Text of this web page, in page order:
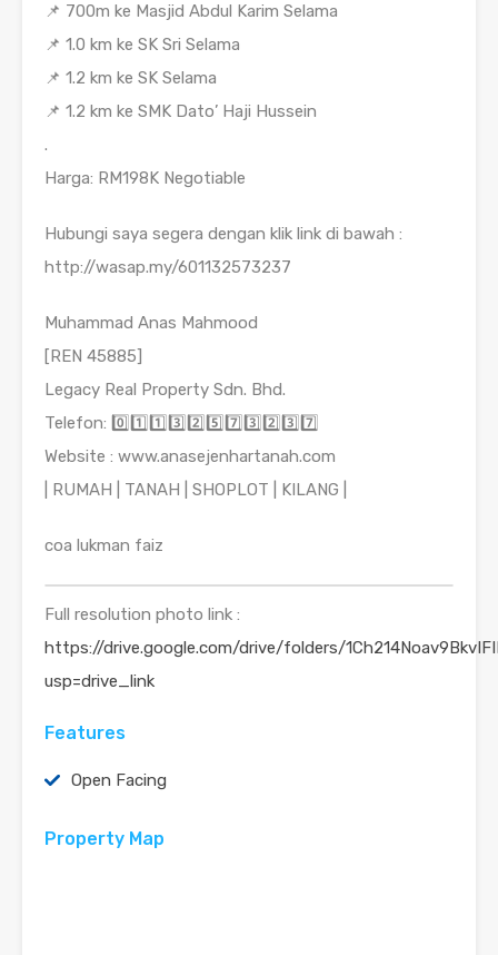
📌 700m ke Masjid Abdul Karim Selama
📌 1.0 km ke SK Sri Selama
📌 1.2 km ke SK Selama
📌 1.2 km ke SMK Dato’ Haji Hussein
.
Harga: RM198K Negotiable
Hubungi saya segera dengan klik link di bawah :
http://wasap.my/601132573237
Muhammad Anas Mahmood
[REN 45885]
Legacy Real Property Sdn. Bhd.
Telefon: 0️⃣1️⃣1️⃣3️⃣2️⃣5️⃣7️⃣3️⃣2️⃣3️⃣7️⃣
Website : www.anasejenhartanah.com
| RUMAH | TANAH | SHOPLOT | KILANG |
coa lukman faiz
Full resolution photo link :
https://drive.google.com/drive/folders/
usp=drive_link
Features
Open Facing
Property Map